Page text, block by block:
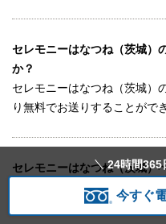
セレモニーはなつね（茨城）
か？
セレモニーはなつね（茨城）
り無料でお送りすることがで
セレモニーはなつね（茨城）
最寄り駅は古河です。地図は
24時間365
今すぐ